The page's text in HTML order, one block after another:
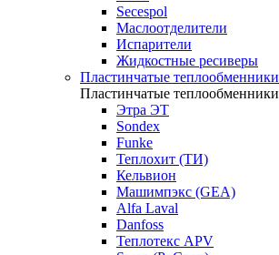
Secespol
Маслоотделители
Испарители
Жидкостные ресиверы
Пластинчатые теплообменники
Пластинчатые теплообменники
Этра ЭТ
Sondex
Funke
Теплохит (ТИ)
Кельвион
Машимпэкс (GEA)
Alfa Laval
Danfoss
Теплотекс APV